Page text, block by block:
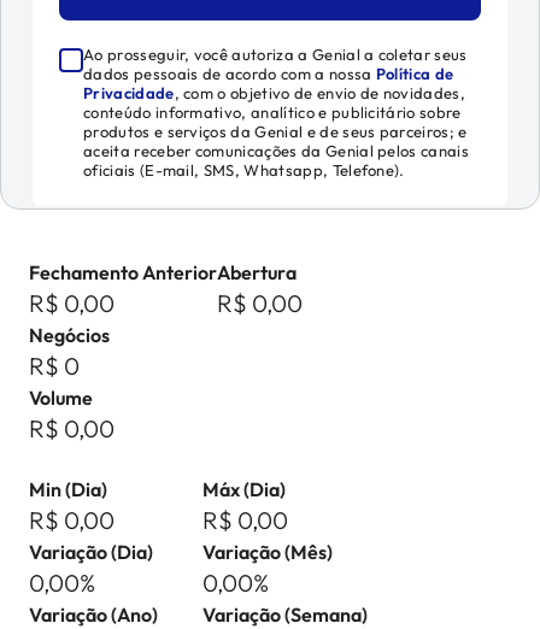
Ao prosseguir, você autoriza a Genial a coletar seus
dados pessoais de acordo com a nossa Política de
Privacidade, com o objetivo de envio de novidades,
conteúdo informativo, analítico e publicitário sobre
produtos e serviços da Genial e de seus parceiros; e
aceita receber comunicações da Genial pelos canais
oficiais (E-mail, SMS, Whatsapp, Telefone).
Fechamento Anterior
R$ 0,00
Abertura
R$ 0,00
Negócios
R$ 0
Volume
R$ 0,00
Min (Dia)
R$ 0,00
Máx (Dia)
R$ 0,00
Variação (Dia)
0,00%
Variação (Mês)
0,00%
Variação (Ano) Variação (Semana)